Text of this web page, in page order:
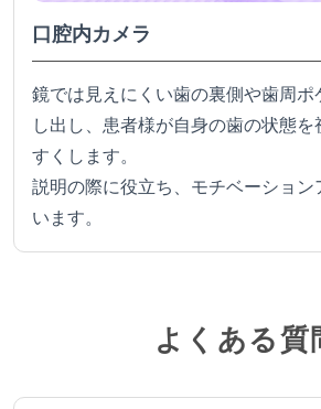
口腔内カメラ
鏡では見えにくい歯の裏側や歯周ポ
し出し、患者様が自身の歯の状態
すくします。
説明の際に役立ち、モチベーション
います。
よくある質